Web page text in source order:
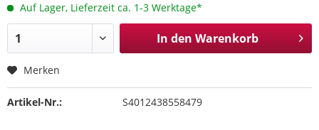
Auf Lager, Lieferzeit ca. 1-3 Werktage*
In den Warenkorb
Merken
Artikel-Nr.: S4012438558479